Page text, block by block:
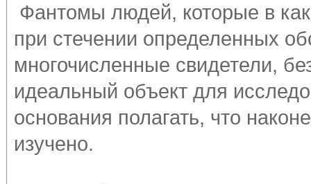
Фантомы людей, которые в
при стечении определенных
многочисленные свидетели,
идеальный объект для
основания полагать, что
изучено.